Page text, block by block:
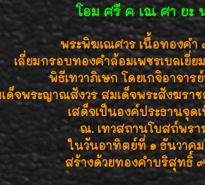
โอม ศรี ค เณ ศา ยะ
พระพิฆเณศวร เนื้อทองคำ
เลี่ยมกรอบทองคำล้อมเพชรเบลเยี่ย
พิธีเทวาภิเษก โดยเกจิอาจาร
ด็จพระญาณสังวร สมเด็จพระสังฆร
เสด็จเป็นองค์ประธานจุด
ณ. เทวสถานโบสถ์พร
ในวันอาทิตย์ที่ ๑ ธันวาค
สร้างด้วยทองคำบริสุทธิ์